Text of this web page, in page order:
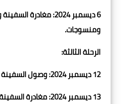
ومنسوجات.
الرحلة الثالثة:
12 ديسمبر 2024: وصول السفينة لتفريغ 44 حاوية فارغة و7 حاويات بضائع بإجمالي وزن 119.7 طن.